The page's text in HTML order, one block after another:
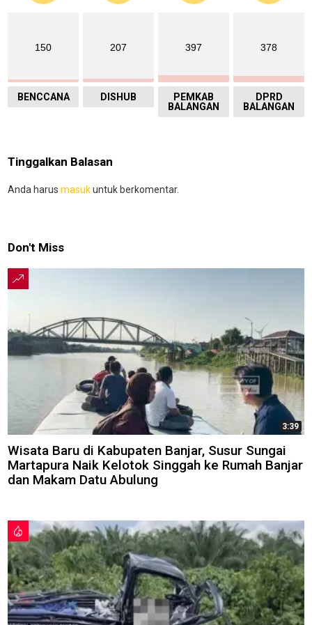
150
BENCCANA
207
DISHUB
397
PEMKAB
BALANGAN
378
DPRD
BALANGAN
Tinggalkan Balasan
Anda harus masukuntuk berkomentar.
Don't Miss
3:39
Wisata Baru di Kabupaten Banjar, Susur Sungai
Martapura Naik Kelotok Singgah ke Rumah Banjar
dan Makam Datu Abulung